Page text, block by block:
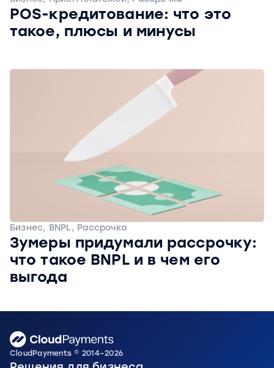
POS-кредитование: что это
такое, плюсы и минусы
Бизнес, BNPL, Рассрочка
Зумеры придумали рассрочку:
что такое BNPL и в чем его
выгода
CloudPayments © 2014–2026